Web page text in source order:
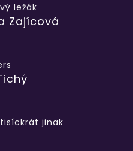
ležák
Zajícová
jinak